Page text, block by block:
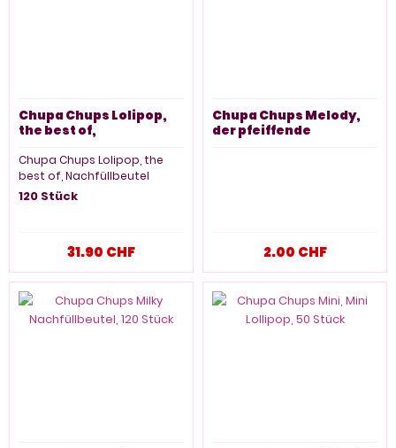
Chupa Chups Lolipop,
the best of,
Stück
Chupa Chups Lolipop, the
best of, Nachfüllbeutel
120 Stück
31.90 CHF
Chupa Chups Melody,
der pfeiffende
2.00 CHF